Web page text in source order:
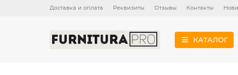
Доставка и оплата Реквизиты Отзывы Контакты
КАТАЛОГ